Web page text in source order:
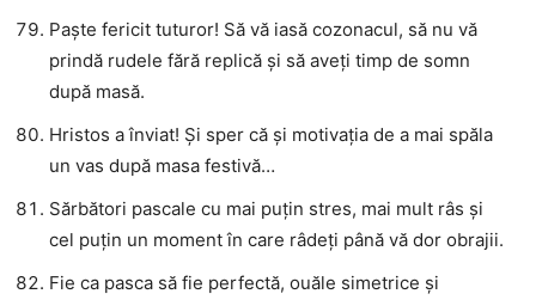
Paște fericit tuturor! Să vă iasă cozonacul, să nu vă
prindă rudele fără replică și să aveți timp de somn
după masă.
Hristos a înviat! Și sper că și motivația de a mai spăla
un vas după masa festivă…
Sărbători pascale cu mai puțin stres, mai mult râs și
cel puțin un moment în care râdeți până vă dor obrajii.
Fie ca pasca să fie perfectă, ouăle simetrice și